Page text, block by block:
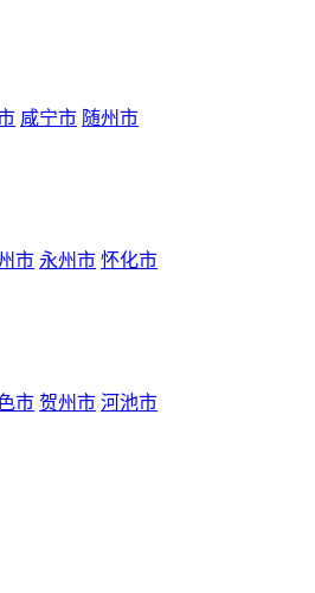
咸宁市 随州市
市 永州市 怀化市
市 贺州市 河池市